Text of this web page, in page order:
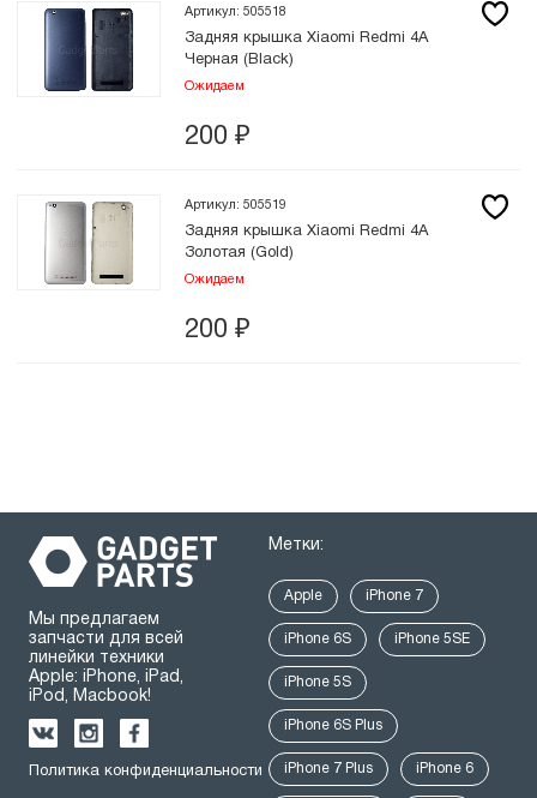
Артикул: 505518
Задняя крышка Xiaomi Redmi 4A
Черная (Black)
Ожидаем
200 ₽
Артикул: 505519
Задняя крышка Xiaomi Redmi 4A
Золотая (Gold)
Ожидаем
200 ₽
Мы предлагаем
запчасти для всей
линейки техники
Apple: iPhone, iPad,
iPod, Macbook!
Политика конфиденциальности
Метки:
Apple iPhone 7
iPhone 6S iPhone 5SE
iPhone 5S
iPhone 6S Plus
iPhone 7 Plus iPhone 6